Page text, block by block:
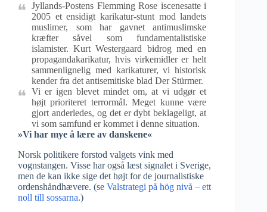
Jyllands-Postens Flemming Rose iscenesatte i
2005 et ensidigt karikatur-stunt mod landets
muslimer, som har gavnet antimuslimske
kræfter såvel som fundamentalistiske
islamister. Kurt Westergaard bidrog med en
propagandakarikatur, hvis virkemidler er helt
sammenlignelig med karikaturer, vi historisk
kender fra det antisemitiske blad Der Stürmer.
Vi er igen blevet mindet om, at vi udgør et
højt prioriteret terrormål. Meget kunne være
gjort anderledes, og det er dybt beklageligt, at
vi som samfund er kommet i denne situation.
»Vi har mye å lære av danskene«
Norsk politikere forstod valgets vink med
vognstangen. Visse har også læst signalet i Sverige,
men de kan ikke sige det højt for de journalistiske
ordenshåndhævere. (se Valstrategi på hög nivå – ett
noll till sossarna.)